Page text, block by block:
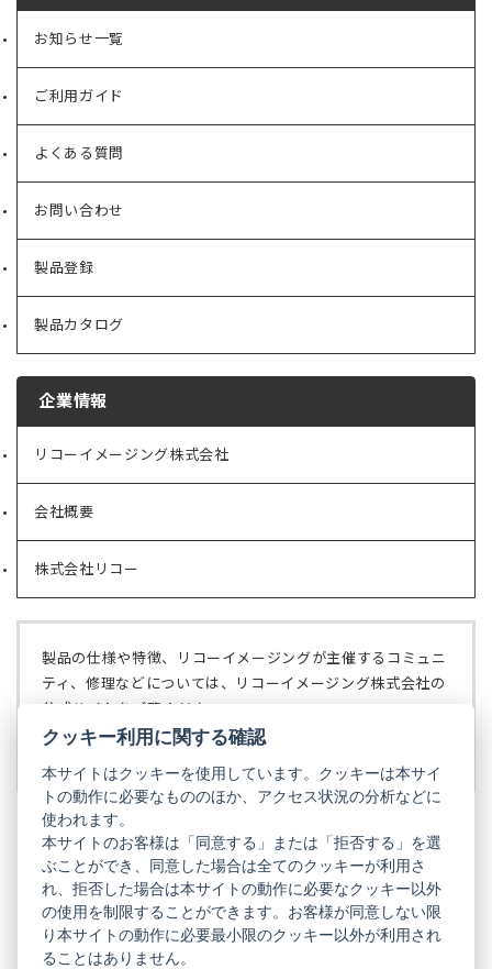
お知らせ一覧
ご利用ガイド
よくある質問
お問い合わせ
製品登録
製品カタログ
企業情報
リコーイメージング株式会社
（新
タ
ブ
で
開
く）
会社概要
（新
タ
ブ
で
く）
株式会社リコー
（新
ブ
で
開
製品の仕様や特徴、リコーイメージングが主催するコミュニ
ティ、修理などについては、リコーイメージング株式会社の
公式サイトをご覧ください。
リコーイメージング株式会社の公式サイト
（新
し
い
タ
ブ
で
開
く）
PENTAX
PENTAX
の
公
式
PENTAX
の
公
PENTAX
の
公
PENTAX
の
公
PENTAX
の
公
クッキー利用に関する確認
本サイトはクッキーを使用しています。クッキーは本サイ
トの動作に必要なもののほか、アクセス状況の分析などに
使われます。
本サイトのお客様は「同意する」または「拒否する」を選
ぶことができ、同意した場合は全てのクッキーが利用さ
れ、拒否した場合は本サイトの動作に必要なクッキー以外
の使用を制限することができます。お客様が同意しない限
り本サイトの動作に必要最小限のクッキー以外が利用され
ることはありません。